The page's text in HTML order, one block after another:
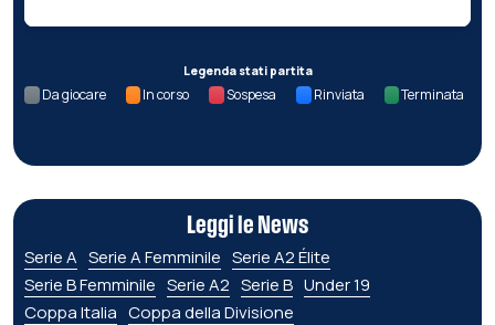
Legenda stati partita
Da giocare In corso Sospesa Rinviata Terminata
Leggi le News
Serie A Serie A Femminile Serie A2 Élite
Serie B Femminile Serie A2 Serie B Under 19
Coppa Italia Coppa della Divisione